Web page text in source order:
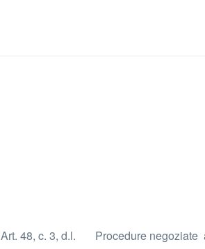
Art. 48, c. 3, d.l.
Procedure negoziate